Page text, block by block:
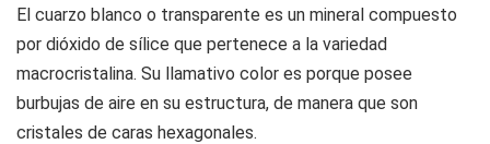
El cuarzo blanco o transparente es un mineral compuesto
por dióxido de sílice que pertenece a la variedad
macrocristalina. Su llamativo color es porque posee
burbujas de aire en su estructura, de manera que son
cristales de caras hexagonales.